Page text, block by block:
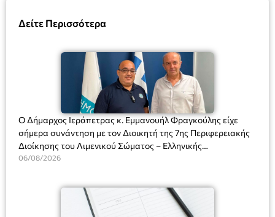
Δείτε Περισσότερα
Ο Δήμαρχος Ιεράπετρας κ. Εμμανουήλ Φραγκούλης είχε
σήμερα συνάντηση με τον Διοικητή της 7ης Περιφερειακής
Διοίκησης του Λιμενικού Σώματος – Ελληνικής
Ακτοφυλακής (Λ.Σ.-ΕΛ.ΑΚΤ.), Αρχιπλοίαρχο Λ.Σ. κ. Ιωάννη
06/08/2026